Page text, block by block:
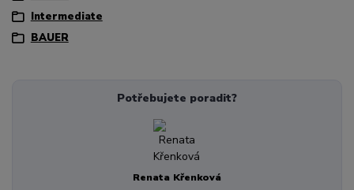
Intermediate
BAUER
Potřebujete poradit?
Renata Křenková